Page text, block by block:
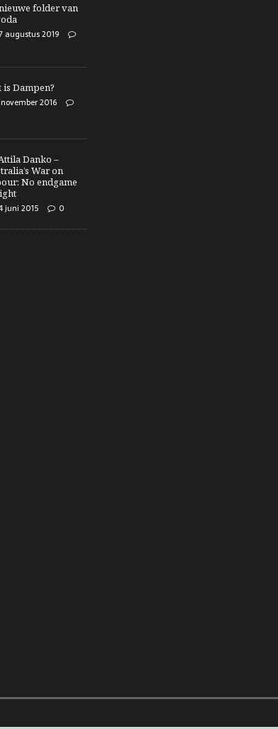
folder van
augustus 2019
is Dampen?
2016
Danko –
War on
No endgame
juni 2015
0